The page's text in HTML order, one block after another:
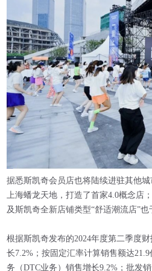
据悉斯凯奇会员店也将陆续进驻其他
上海蟠龙天地，打造了首家4.0概念店
及斯凯奇全新店铺类型“舒适潮流店”
根据斯凯奇发布的2024年度第二季度
长7.2%；按固定汇率计算销售额达
务（DTC业务）销售增长9.2%；批发